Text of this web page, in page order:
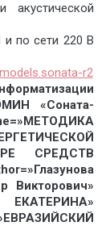
по сети 220 В
r2
«Соната-
СРЕДСТВ
Викторович»